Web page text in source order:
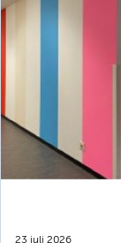
23 juli 2026